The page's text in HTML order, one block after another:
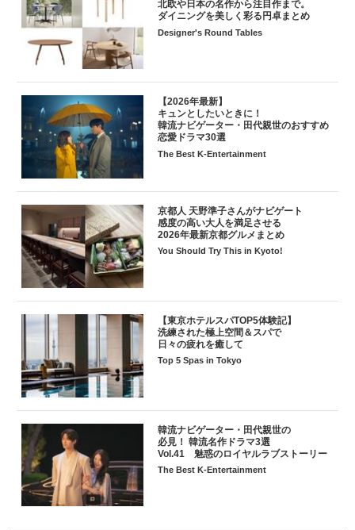
北欧や日本の名作から注目作まで。
ダイニングを美しく彩る円卓まとめ
Designer's Round Tables
【2026年最新】
キュンとしたいときに！
韓流ナビゲーター・田代親世のおすすめ
恋愛ドラマ30選
The Best K-Entertainment
京都人 天野準子さんがナビゲート
感度の高い大人を満足させる
2026年最新京都グルメまとめ
You Should Try This in Kyoto!
【東京ホテルスパTOP5体験記】
洗練された極上空間＆スパで
日々の疲れを癒して
Top 5 Spas in Tokyo
韓流ナビゲーター・田代親世の
必見！ 韓流名作ドラマ3選
Vol.41 魅惑のロイヤルラブストーリー
The Best K-Entertainment